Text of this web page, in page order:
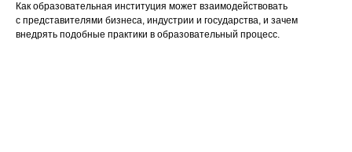
Как образовательная институция может взаимодействовать
с представителями бизнеса, индустрии и государства, и зачем
внедрять подобные практики в образовательный процесс.